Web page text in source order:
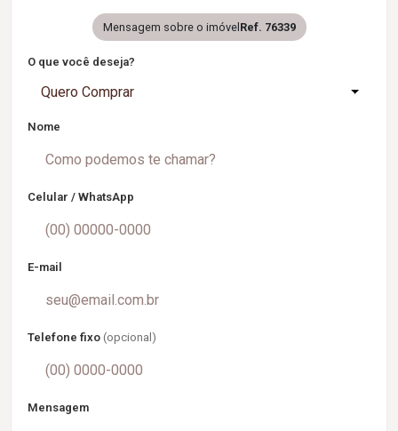
Mensagem sobre o imóvel Ref. 76339
O que você deseja?
Quero Comprar
Nome
Celular / WhatsApp
E-mail
Telefone fixo (opcional)
Mensagem